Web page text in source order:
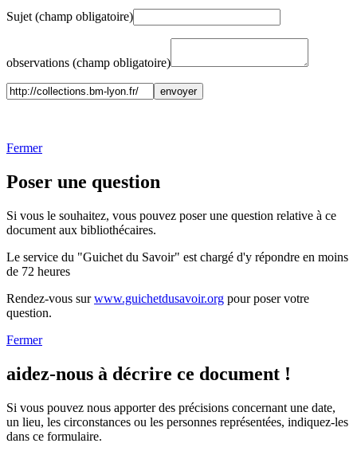
Sujet (champ obligatoire)
observations (champ obligatoire)
Fermer
Poser une question
Si vous le souhaitez, vous pouvez poser une question relative à ce
document aux bibliothécaires.
Le service du "Guichet du Savoir" est chargé d'y répondre en moins
de 72 heures
Rendez-vous surwww.guichetdusavoir.org pour poser votre
question.
Fermer
aidez-nous à décrire ce document !
Si vous pouvez nous apporter des précisions concernant une date,
un lieu, les circonstances ou les personnes représentées, indiquez-les
dans ce formulaire.